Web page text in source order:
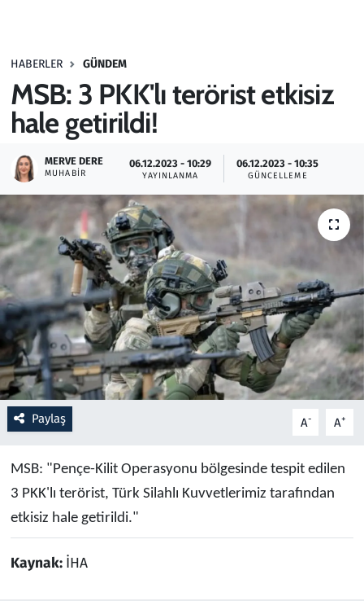
HABERLER GÜNDEM
MSB: 3 PKK'lı terörist etkisiz
hale getirildi!
MERVE DERE
MUHABIR
06.12.2023 - 10:29
YAYINLANMA
06.12.2023 - 10:35
GÜNCELLEME
Paylaş A- A+
MSB: "Pençe-Kilit Operasyonu bölgesinde tespit edilen
3 PKK'lı terörist, Türk Silahlı Kuvvetlerimiz tarafından
etkisiz hale getirildi."
Kaynak: İHA
Haber
Kültür Sanat
Kurumsal Haberler
Lezzet Durağı
Memur ve Kamu
Otomobil
Oyun
Ramazan
Resmi İlanlar
Sağlık
Savunma Sanayi
Seçim 2023